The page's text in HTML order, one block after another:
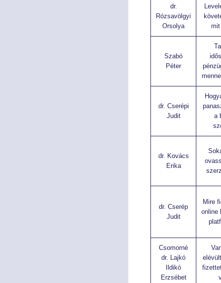
dr.
Rózsavölgyi
Orsolya
Szabó
Péter
dr. Cserépi
Judit
a
dr. Kovács
Erika
dr. Cserép
Judit
Mire
online
Csomorné
dr. Lajkó
Ildikó
Erzsébet